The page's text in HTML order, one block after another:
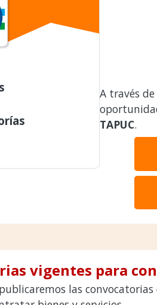
A través
TAPUC.
vigentes para
las